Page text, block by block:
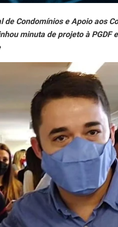
Condomínios e Apoio aos
minuta de projeto à PGDF